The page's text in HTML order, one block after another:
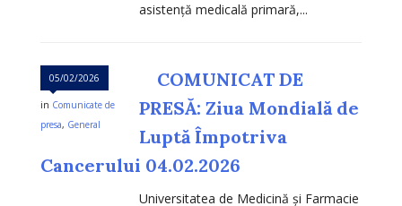
asistență medicală primară,...
05/02/2026
in Comunicate de
presa, General
COMUNICAT DE
PRESĂ: Ziua Mondială de
Luptă Împotriva
Cancerului 04.02.2026
Universitatea de Medicină și Farmacie